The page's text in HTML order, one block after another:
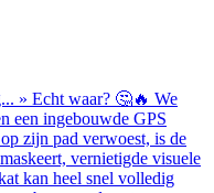
» Echt waar? 🤔🔥 We
een ingebouwde GPS
zijn pad verwoest, is de
vernietigde visuele
kan heel snel volledig